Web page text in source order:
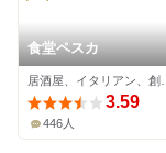
食堂ペスカ
3.59
446人